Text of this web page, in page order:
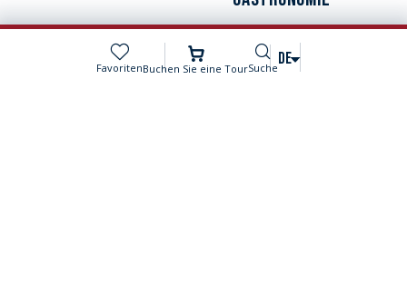
Voir les favoris
FavoritenBuchen Sie eine Tour
Suche
Suche DE